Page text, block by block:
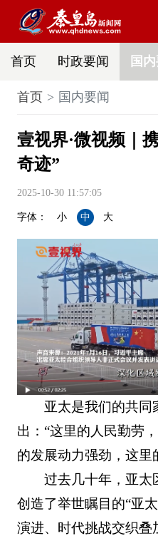
首页 时政要闻 国
首页 国内要闻
壹视界·微视频｜
奇迹”
2025-10-30 11:57:05
字体： 小 中 大
亚太是我们的共同
出：“这里的人民勤劳
的发展动力强劲，这里
过去几十年，亚太
创造了举世瞩目的“亚
演进、时代挑战交织叠